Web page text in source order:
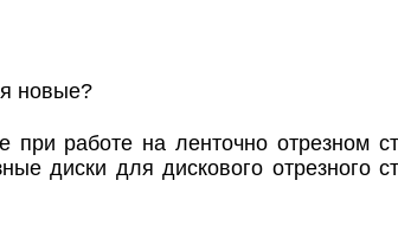
новые?
работе на ленточно отрезном
диски для дискового отрезного